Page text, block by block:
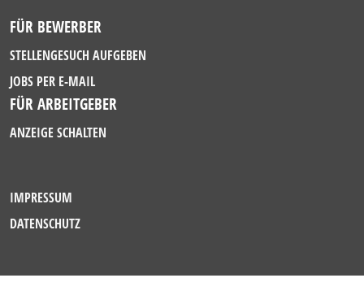
FÜR BEWERBER
STELLENGESUCH AUFGEBEN
JOBS PER E-MAIL
FÜR ARBEITGEBER
ANZEIGE SCHALTEN
IMPRESSUM
DATENSCHUTZ